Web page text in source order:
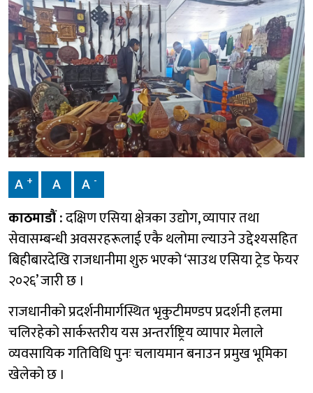
A + A A -
काठमाडौं :दक्षिण एसिया क्षेत्रका उद्योग, व्यापार तथा
सेवासम्बन्धी अवसरहरूलाई एकै थलोमा ल्याउने उद्देश्यसहित
बिहीबारदेखि राजधानीमा शुरु भएको ‘साउथ एसिया ट्रेड फेयर
२०२६’ जारी छ ।
राजधानीको प्रदर्शनीमार्गस्थित भृकुटीमण्डप प्रदर्शनी हलमा
चलिरहेको सार्कस्तरीय यस अन्तर्राष्ट्रिय व्यापार मेलाले
व्यवसायिक गतिविधि पुनः चलायमान बनाउन प्रमुख भूमिका
खेलेको छ ।